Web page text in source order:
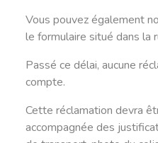
Vous pouvez également
le formulaire situé dans la
Passé ce délai, aucune
compte.
Cette réclamation devra
accompagnée des